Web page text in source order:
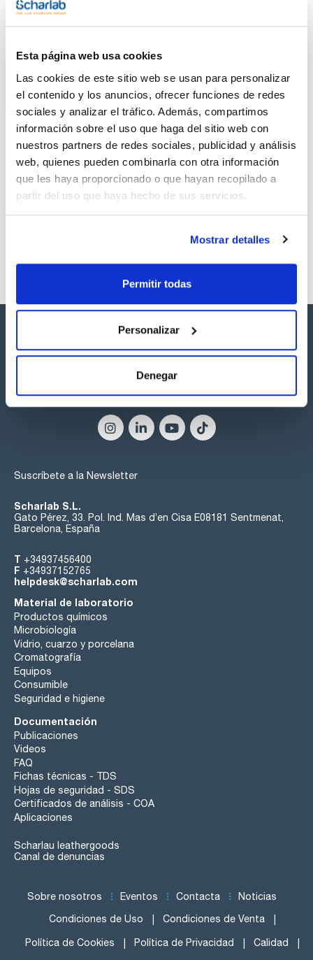
Esta página web usa cookies
Las cookies de este sitio web se usan para personalizar
el contenido y los anuncios, ofrecer funciones de redes
sociales y analizar el tráfico. Además, compartimos
información sobre el uso que haga del sitio web con
nuestros partners de redes sociales, publicidad y análisis
web, quienes pueden combinarla con otra información
que les haya proporcionado o que hayan recopilado a
partir del uso que haya hecho de sus servicios.
Mostrar detalles
Permitir todas
Personalizar
Denegar
100 mg
CAS
[4250-38-8](1)
Envase
VIAL
Volumen
100 mg
CAS
[4250-38-8]
Referencia
SB21131100
x100mg
Precio
Comprar
Síguenos:
Suscríbete a la Newsletter
Scharlab S.L.
Gato Pérez, 33. Pol. Ind. Mas d’en Cisa E08181 Sentmenat,
Barcelona, España
T +34937456400
F +34937152765
helpdesk@scharlab.com
Material de laboratorio
Productos químicos
Microbiología
Vidrio, cuarzo y porcelana
Cromatografía
Equipos
Consumible
Seguridad e higiene
Documentación
Publicaciones
Videos
FAQ
Fichas técnicas - TDS
Hojas de seguridad - SDS
Certificados de análisis - COA
Aplicaciones
Scharlau leathergoods
Canal de denuncias
Sobre nosotros Eventos Contacta Noticias
Condiciones de Uso Condiciones de Venta
Política de Cookies Política de Privacidad Calidad